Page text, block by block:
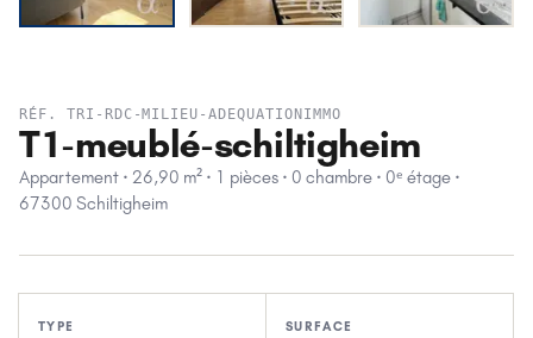
RÉF. TRI-RDC-MILIEU-ADEQUATIONIMMO
T1-meublé-schiltigheim
Appartement · 26,90 m² · 1 pièces · 0 chambre · 0ᵉ étage ·
67300 Schiltigheim
TYPE SURFACE